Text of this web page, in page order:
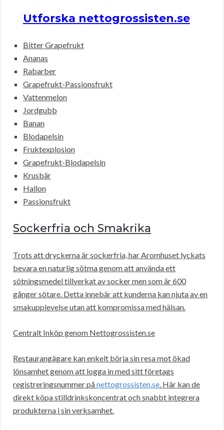
Utforska nettogrossisten.se
Bitter Grapefrukt
Ananas
Rabarber
Grapefrukt-Passionsfrukt
Vattenmelon
Jordgubb
Banan
Blodapelsin
Fruktexplosion
Grapefrukt-Blodapelsin
Krusbär
Hallon
Passionsfrukt
Sockerfria och Smakrika
Trots att dryckerna är sockerfria, har Aromhuset lyckats
bevara en naturlig sötma genom att använda ett
sötningsmedel tillverkat av socker men som är 600
gånger sötare. Detta innebär att kunderna kan njuta av en
smakupplevelse utan att kompromissa med hälsan.
Centralt Inköp genom Nettogrossisten.se
Restaurangägare kan enkelt börja sin resa mot ökad
lönsamhet genom att logga in med sitt företags
registreringsnummer pånettogrossisten.se. Här kan de
direkt köpa stilldrinkskoncentrat och snabbt integrera
produkterna i sin verksamhet.